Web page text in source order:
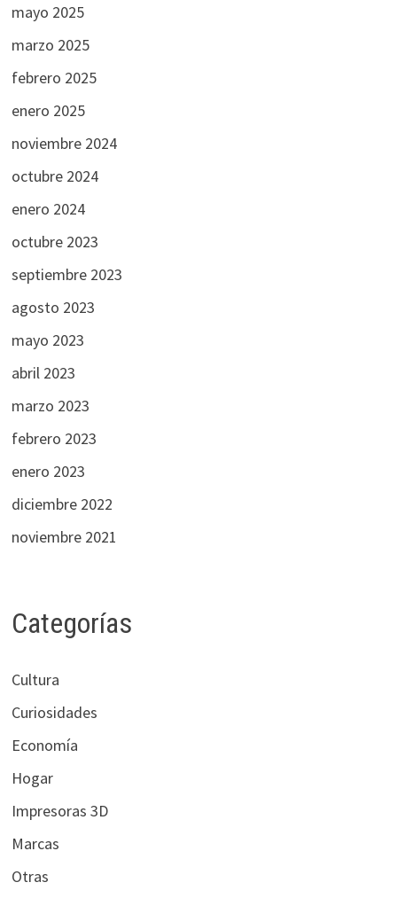
mayo 2025
marzo 2025
febrero 2025
enero 2025
noviembre 2024
octubre 2024
enero 2024
octubre 2023
septiembre 2023
agosto 2023
mayo 2023
abril 2023
marzo 2023
febrero 2023
enero 2023
diciembre 2022
noviembre 2021
Categorías
Cultura
Curiosidades
Economía
Hogar
Impresoras 3D
Marcas
Otras